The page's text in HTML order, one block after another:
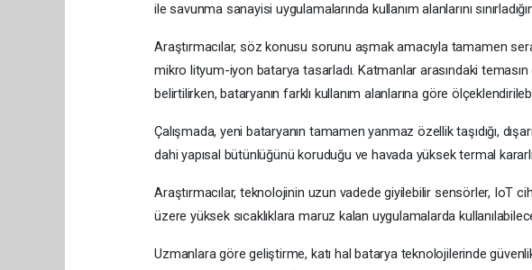
ile savunma sanayisi uygulamalarında kullanım alanlarını
Araştırmacılar, söz konusu sorunu aşmak amacıyla tamamen
mikro lityum-iyon batarya tasarladı. Katmanlar arasındaki temasın
belirtilirken, bataryanın farklı kullanım alanlarına göre
Çalışmada, yeni bataryanın tamamen yanmaz özellik taşıdığı,
dahi yapısal bütünlüğünü koruduğu ve havada yüksek termal
Araştırmacılar, teknolojinin uzun vadede giyilebilir sensörler, IoT
üzere yüksek sıcaklıklara maruz kalan uygulamalarda
Uzmanlara göre geliştirme, katı hal batarya teknolojilerinde güvenlik